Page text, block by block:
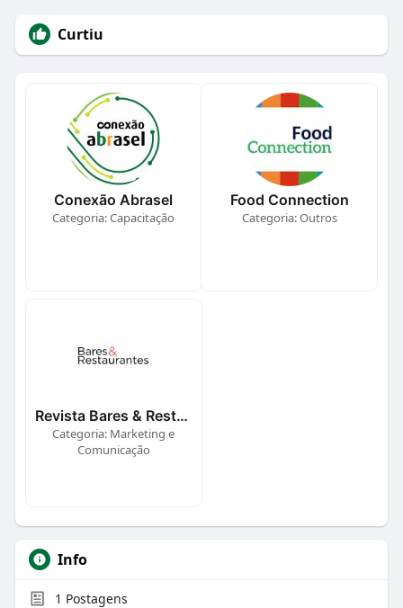
Curtiu
Conexão Abrasel
Categoria: Capacitação
Food Connection
Categoria: Outros
Revista Bares & Restaurantes
Categoria: Marketing e
Comunicação
Info
1 Postagens